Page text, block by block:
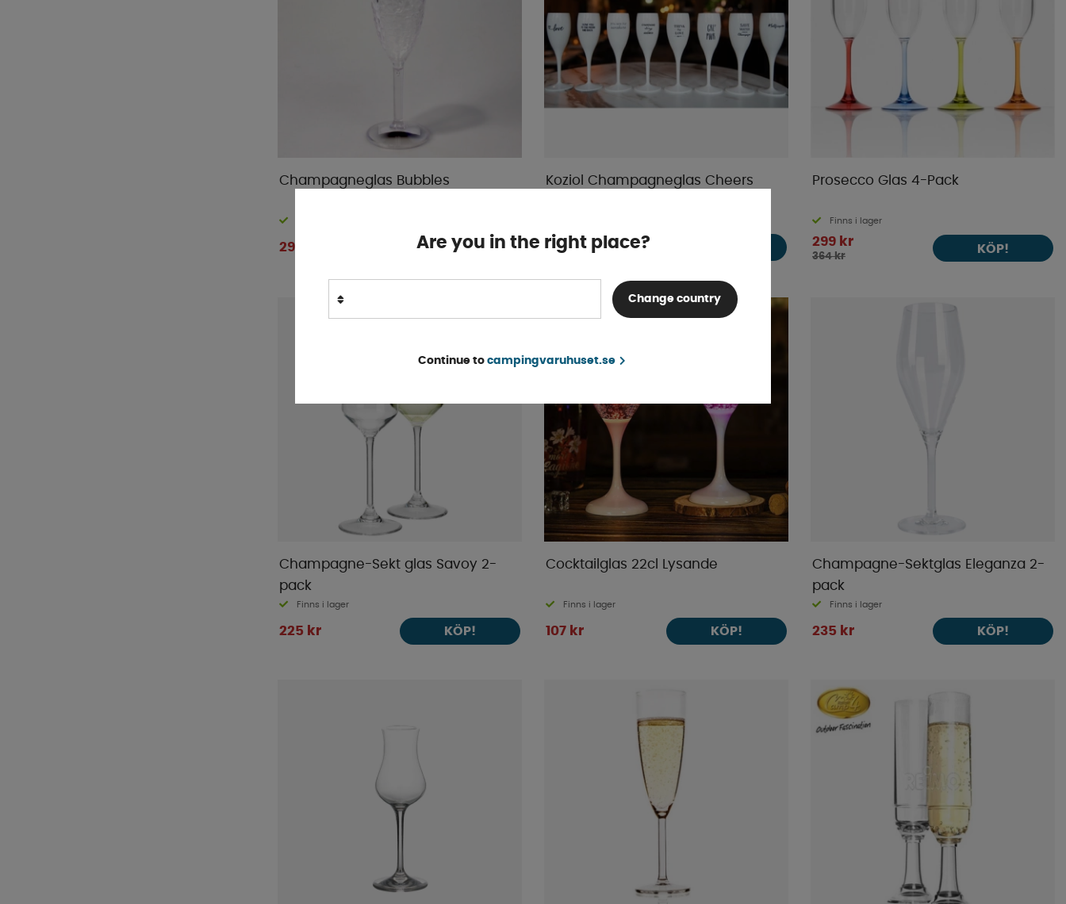
Champagneglas Bubbles
29 kr KÖP!
Koziol Champagneglas Cheers
fr. 80 kr
Prosecco Glas 4-Pack
Finns i lager
299 kr
364 kr
KÖP!
Champagne-Sekt glas Savoy 2-
pack
Finns i lager
225 kr KÖP!
Cocktailglas 22cl Lysande
Finns i lager
107 kr KÖP!
Champagne-Sektglas Eleganza 2-
pack
Finns i lager
235 kr KÖP!
Are you in the right place?
Change country
Continue to campingvaruhuset.se